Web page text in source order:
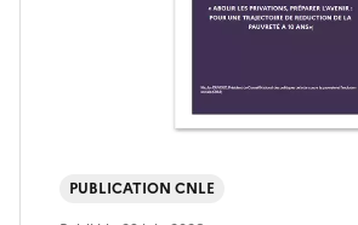
PUBLICATION CNLE